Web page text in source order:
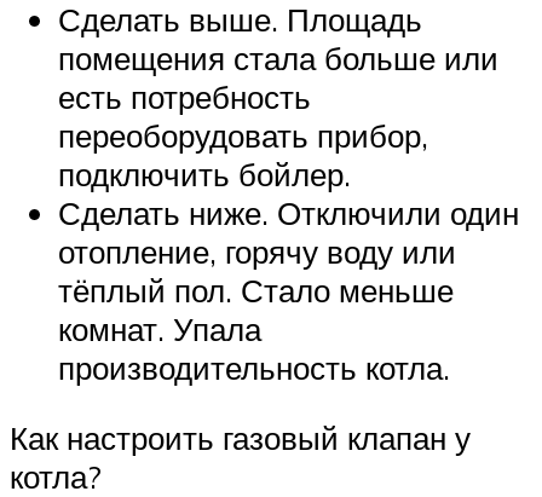
Сделать выше. Площадь
помещения стала больше или
есть потребность
переоборудовать прибор,
подключить бойлер.
Сделать ниже. Отключили один
отопление, горячу воду или
тёплый пол. Стало меньше
комнат. Упала
производительность котла.
Как настроить газовый клапан у
котла?